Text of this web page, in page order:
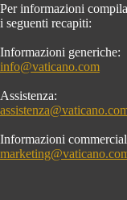
Per informazioni
i seguenti recapiti:
Informazioni generiche:
info@vaticano.com
Assistenza:
Informazioni